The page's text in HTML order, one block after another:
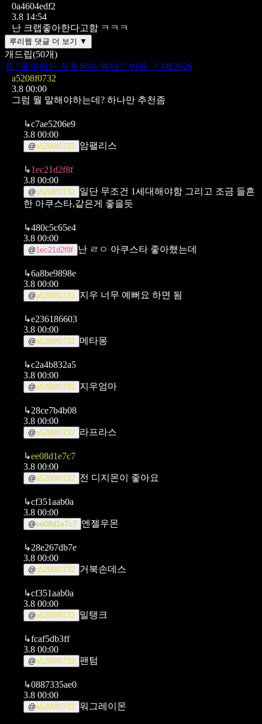
0a4604edf2
3.8 14:54
난 크랩좋아한다고함 ㅋㅋㅋ
루리웹 댓글 더 보기 ▼
개드립(50개)
📄 "좋아하는 포켓몬이 뭐야?" 반응 ↗3/8/2026
a5208f0732
3.8 00:00
그럼 뭘 말해야하는데? 하나만 추천좀
↳c7ae5206e9
3.8 00:00
@a5208f0732 암팰리스
↳1ec21d2f8f
3.8 00:00
@a5208f0732 일단 무조건 1세대해야함 그리고 조금 들흔
한 아쿠스타,같은게 좋을듯
↳480c5c65e4
3.8 00:00
@1ec21d2f8f 난 ㄹㅇ 아쿠스타 좋아했는데
↳6a8be9898e
3.8 00:00
@a5208f0732 지우 너무 예뻐요 하면 됨
↳e236186603
3.8 00:00
@a5208f0732 메타몽
↳c2a4b832a5
3.8 00:00
@a5208f0732 지우엄마
↳28ce7b4b08
3.8 00:00
@a5208f0732 라프라스
↳ee08d1e7c7
3.8 00:00
@a5208f0732 전 디지몬이 좋아요
↳cf351aab0a
3.8 00:00
@ee08d1e7c7 엔젤우몬
↳28e267db7e
3.8 00:00
@a5208f0732 거북손데스
↳cf351aab0a
3.8 00:00
@a5208f0732 밀탱크
↳fcaf5db3ff
3.8 00:00
@a5208f0732 팬텀
↳0887335ae0
3.8 00:00
@a5208f0732 워그레이몬